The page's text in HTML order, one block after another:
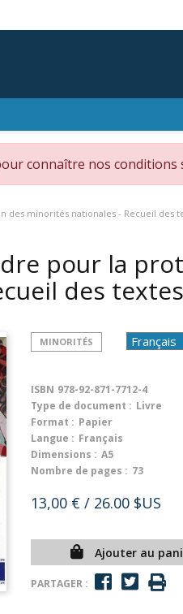
connaître nos conditions
des minorités nationales - Recueil des
pour la
des
MINORITÉS
ISBN 978-92-871-7712-4
Type de document : Livre
Format : Papier
Langue : Français
Dimensions : A5
Nombre de pages : 73
13,00 € / 26.00 $US
Ajouter au
PARTAGER :